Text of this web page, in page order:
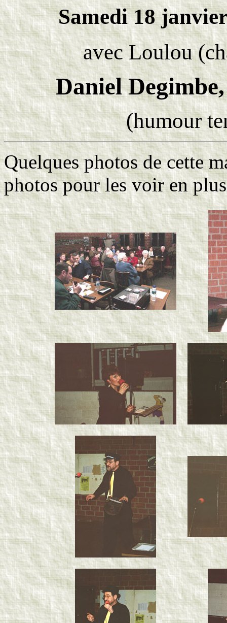
Samedi 18
avec Loulou
Daniel
(humour
Quelques photos de cette
photos pour les voir en